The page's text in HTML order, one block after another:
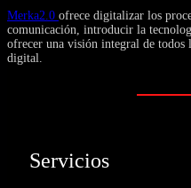
Merka2.0 ofrece digitalizar los
comunicación, introducir la
ofrecer una visión integral de todos
digital.
Servicios